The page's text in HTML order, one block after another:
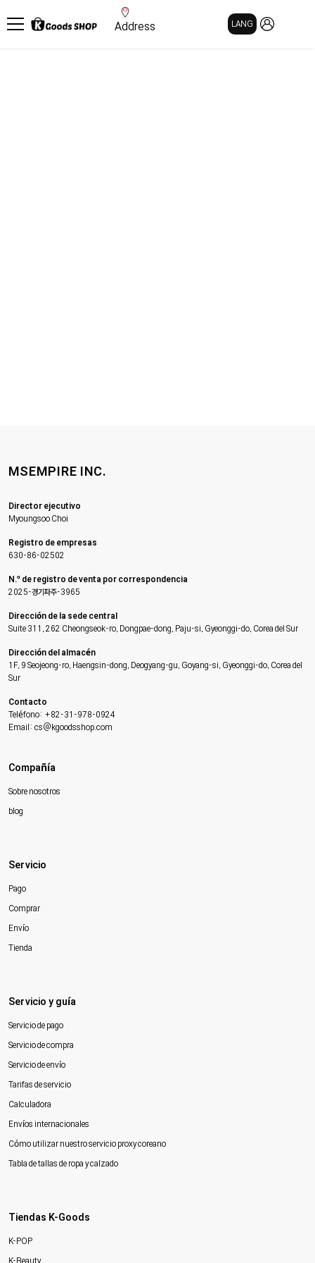
Address LANG
MSEMPIRE INC.
Director ejecutivo
Myoungsoo Choi
Registro de empresas
630-86-02502
N.º de registro de venta por correspondencia
2025-경기파주-3965
Dirección de la sede central
Suite 311, 262 Cheongseok-ro, Dongpae-dong, Paju-si, Gyeonggi-do, Corea del Sur
Dirección del almacén
1F, 9 Seojeong-ro, Haengsin-dong, Deogyang-gu, Goyang-si, Gyeonggi-do, Corea del
Sur
Contacto
Teléfono: +82-31-978-0924
Email: cs@kgoodsshop.com
Compañía
Sobre nosotros
blog
Servicio
Pago
Comprar
Envío
Tienda
Servicio y guía
Servicio de pago
Servicio de compra
Servicio de envío
Tarifas de servicio
Calculadora
Envíos internacionales
Cómo utilizar nuestro servicio proxy coreano
Tabla de tallas de ropa y calzado
Tiendas K-Goods
K-POP
K-Beauty